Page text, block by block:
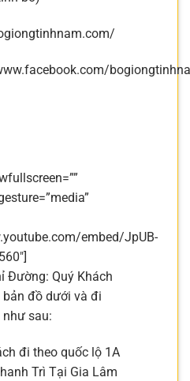
embed/JpUB-
Đường: Quý Khách
bản đồ dưới và đi
sau:
đi theo quốc lộ 1A
Trì Tại Gia Lâm